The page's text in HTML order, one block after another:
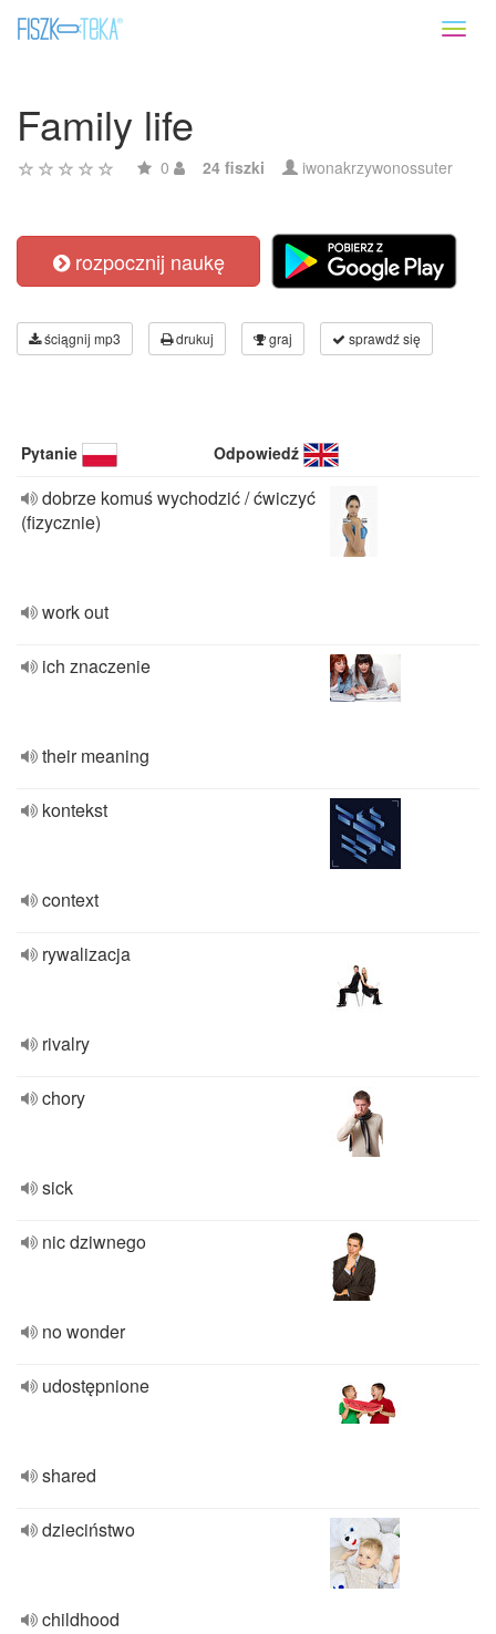
Family life
0 24 fiszki iwonakrzywonossuter
rozpocznij naukę
ściągnij mp3 drukuj graj sprawdź się
Pytanie Odpowiedź
dobrze komuś wychodzić / ćwiczyć
(fizycznie)
work out
ich znaczenie
their meaning
kontekst
context
rywalizacja
rivalry
chory
sick
nic dziwnego
no wonder
udostępnione
shared
dzieciństwo
childhood